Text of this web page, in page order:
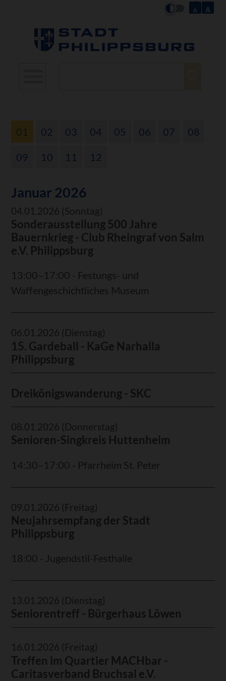
01 02 03 04 05 06 07 08
09 10 11 12
Januar 2026
04.01.2026 (Sonntag)
Sonderausstellung 500 Jahre
Bauernkrieg - Club Rheingraf von Salm
e.V. Philippsburg
13:00–17:00 - Festungs- und
Waffengeschichtliches Museum
06.01.2026 (Dienstag)
15. Gardeball - KaGe Narhalla
Philippsburg
Dreikönigswanderung - SKC
08.01.2026 (Donnerstag)
Senioren-Singkreis Huttenheim
14:30–17:00 - Pfarrheim St. Peter
09.01.2026 (Freitag)
Neujahrsempfang der Stadt
Philippsburg
18:00 - Jugendstil-Festhalle
13.01.2026 (Dienstag)
Seniorentreff - Bürgerhaus Löwen
16.01.2026 (Freitag)
Treffen im Quartier MACHbar -
Caritasverband Bruchsal e.V.